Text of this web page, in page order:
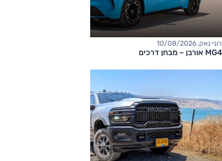
רוני נאק, 10/08/2026
MG4 אורבן – מבחן דרכים